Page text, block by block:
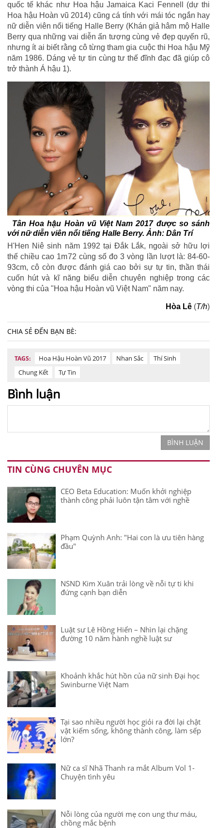
quốc tế khác như Hoa hậu Jamaica Kaci Fennell (dự thi
Hoa hậu Hoàn vũ 2014) cũng cá tính với mái tóc ngắn hay
nữ diễn viên nổi tiếng Halle Berry (Khán giả hâm mộ Halle
Berry qua những vai diễn ấn tượng cùng vẻ đẹp quyến rũ,
nhưng ít ai biết rằng cô từng tham gia cuộc thi Hoa hậu Mỹ
năm 1986. Dáng vẻ tự tin cùng tư thế đĩnh đạc đã giúp cô
trở thành Á hậu 1).
Tân Hoa hậu Hoàn vũ Việt Nam 2017 được so sánh
với nữ diễn viên nổi tiếng Halle Berry. Ảnh: Dân Trí
H'Hen Niê sinh năm 1992 tại Đắk Lắk, ngoài sở hữu lợi
thế chiều cao 1m72 cùng số đo 3 vòng lần lượt là: 84-60-
93cm, cô còn được đánh giá cao bởi sự tự tin, thần thái
cuốn hút và kĩ năng biểu diễn chuyên nghiệp trong các
vòng thi của "Hoa hậu Hoàn vũ Việt Nam" năm nay.
Hòa Lê (T/h)
CHIA SẺ ĐẾN BẠN BÈ:
TAGS: Hoa Hậu Hoàn Vũ 2017 Nhan Sắc
Thí Sinh
Chung Kết
Tự Tin
Bình luận
BÌNH LUẬN
TIN CÙNG CHUYÊN MỤC
CEO Beta Education: Muốn khởi nghiệp
thành công phải luôn tận tâm với nghề
Phạm Quỳnh Anh: "Hai con là ưu tiên hàng
đầu"
NSND Kim Xuân trải lòng về nỗi tự ti khi
đứng cạnh bạn diễn
Luật sư Lê Hồng Hiển – Nhìn lại chặng
đường 10 năm hành nghề luật sư
Khoảnh khắc hút hồn của nữ sinh Đại học
Swinburne Việt Nam
Tại sao nhiều người học giỏi ra đời lại chật
vật kiếm sống, không thành công, làm sếp
lớn?
Nữ ca sĩ Nhã Thanh ra mắt Album Vol 1-
Chuyện tình yêu
Nỗi lòng của người mẹ con ung thư máu,
chồng mắc bệnh